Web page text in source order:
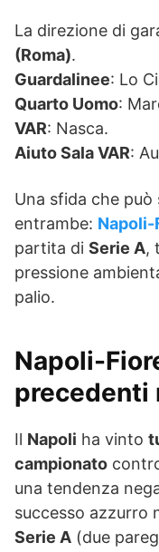
La direzione di
(Roma).
Guardalinee: Lo
Quarto Uomo:
VAR: Nasca.
Aiuto Sala VAR:
Una sfida che
entrambe:
partita di Serie A,
pressione
palio.
Napoli-
precedenti
Il Napoli ha vinto
campionato
una tendenza
successo azzurro
Serie A (due